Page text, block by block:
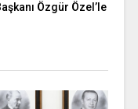
Özgür Özel’le